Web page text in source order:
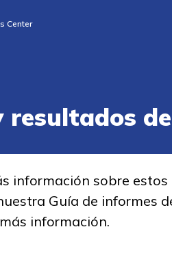
Center
resultados
información sobre estos
Guía de informes
información.